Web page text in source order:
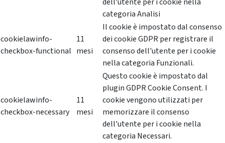
categoria Analisi
cookielawinfo-
checkbox-functional
11
mesi
Il cookie è impostato dal consenso
dei cookie GDPR per registrare il
consenso dell'utente per i cookie
nella categoria Funzionali.
cookielawinfo-
checkbox-necessary
11
mesi
Questo cookie è impostato dal
plugin GDPR Cookie Consent. I
cookie vengono utilizzati per
memorizzare il consenso
dell'utente per i cookie nella
categoria Necessari.